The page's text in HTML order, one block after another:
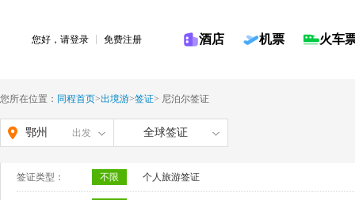
您好，请登录 免费注册 酒店 机票 火车
您所在位置： 同程首页>出境游>签证> 尼泊尔签证
鄂州 出发 全球签证
签证类型： 不限 个人旅游签证